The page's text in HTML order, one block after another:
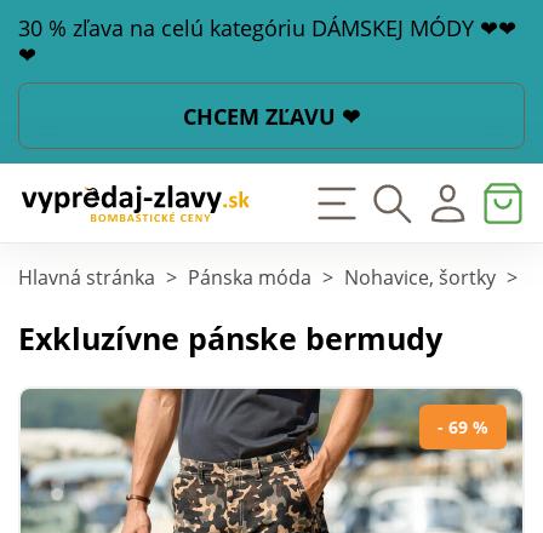
30 % zľava na celú kategóriu DÁMSKEJ MÓDY ❤❤
❤
CHCEM ZĽAVU ❤
Hlavná stránka > Pánska móda > Nohavice, šortky >
Exkluzívne pánske bermudy
- 69 %